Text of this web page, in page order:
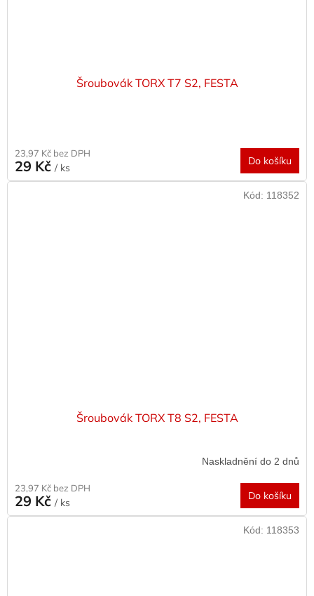
Šroubovák TORX T7 S2, FESTA
23,97 Kč bez DPH
29 Kč / ks
Do košíku
Šroubovák TORX T8 S2, FESTA
Naskladnění do 2 dnů
23,97 Kč bez DPH
29 Kč / ks
Do košíku
Kód: 118352
Kód: 118353